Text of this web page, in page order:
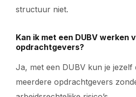
structuur niet.
Kan ik met een DUBV werken
opdrachtgevers?
Ja, met een DUBV kun je jezelf
meerdere opdrachtgevers